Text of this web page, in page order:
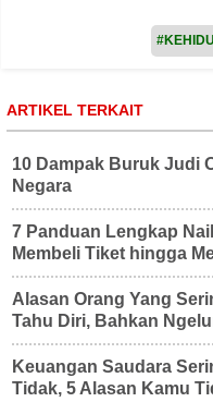
ARTIKEL TERKAIT
10 Dampak Buruk Judi
Negara
7 Panduan Lengkap
Membeli Tiket hingga
Alasan Orang Yang
Tahu Diri, Bahkan
Keuangan Saudara
Tidak, 5 Alasan Kamu